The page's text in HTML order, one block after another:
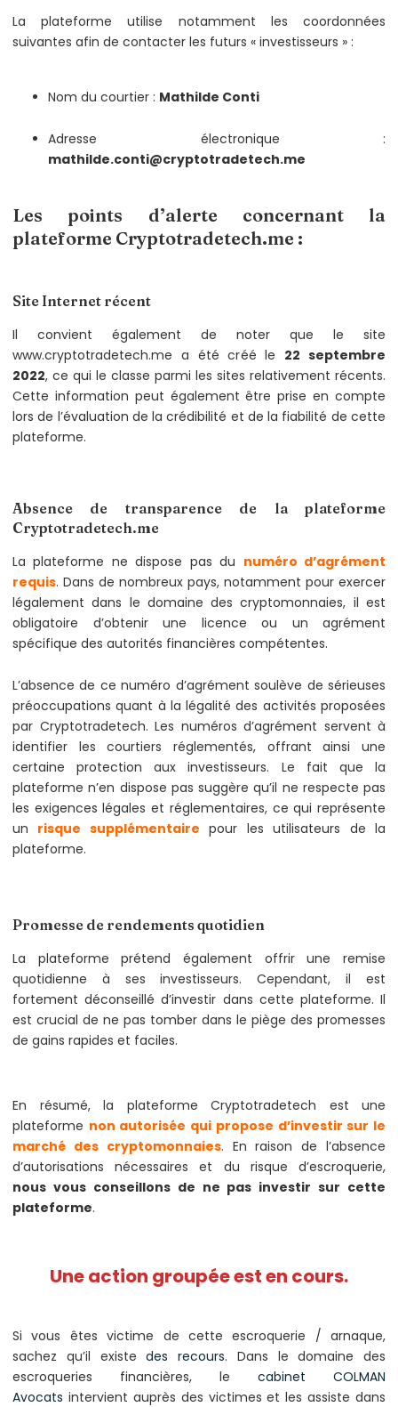
La plateforme utilise notamment les coordonnées
suivantes afin de contacter les futurs « investisseurs » :
Nom du courtier : Mathilde Conti
Adresse électronique :
mathilde.conti@cryptotradetech.me
Les points d’alerte concernant la
plateforme Cryptotradetech.me :
Site Internet récent
Il convient également de noter que le site
www.cryptotradetech.me a été créé le 22 septembre
2022, ce qui le classe parmi les sites relativement récents.
Cette information peut également être prise en compte
lors de l’évaluation de la crédibilité et de la fiabilité de cette
plateforme.
Absence de transparence de la plateforme
Cryptotradetech.me
La plateforme ne dispose pas du numéro d’agrément
requis. Dans de nombreux pays, notamment pour exercer
légalement dans le domaine des cryptomonnaies, il est
obligatoire d’obtenir une licence ou un agrément
spécifique des autorités financières compétentes.
L’absence de ce numéro d’agrément soulève de sérieuses
préoccupations quant à la légalité des activités proposées
par Cryptotradetech. Les numéros d’agrément servent à
identifier les courtiers réglementés, offrant ainsi une
certaine protection aux investisseurs. Le fait que la
plateforme n’en dispose pas suggère qu’il ne respecte pas
les exigences légales et réglementaires, ce qui représente
un risque supplémentaire pour les utilisateurs de la
plateforme.
Promesse de rendements quotidien
La plateforme prétend également offrir une remise
quotidienne à ses investisseurs. Cependant, il est
fortement déconseillé d’investir dans cette plateforme. Il
est crucial de ne pas tomber dans le piège des promesses
de gains rapides et faciles.
En résumé, la plateforme Cryptotradetech est une
plateforme non autorisée qui propose d’investir sur le
marché des cryptomonnaies. En raison de l’absence
d’autorisations nécessaires et du risque d’escroquerie,
nous vous conseillons de ne pas investir sur cette
plateforme.
Une action groupée est en cours.
Si vous êtes victime de cette escroquerie / arnaque,
sachez qu’il existedes recours. Dans le domaine des
escroqueries financières, le cabinet COLMAN
Avocats intervient auprès des victimes et les assiste dans